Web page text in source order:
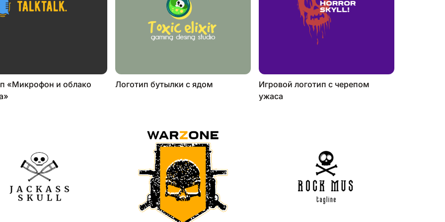
«Микрофон и облако
Логотип бутылки с ядом
Игровой логотип с черепом
ужаса